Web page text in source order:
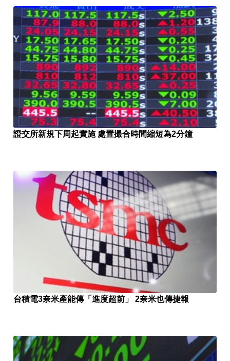
證交所新規下周起實施 處置撮合時間縮短為2分鐘
台積電3奈米產能傳「進度超前」 2奈米也傳捷報